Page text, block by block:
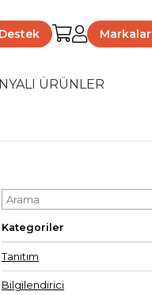
Markalar
ÜRÜNLER
Kategoriler
Tanıtım
Bilgilendirici